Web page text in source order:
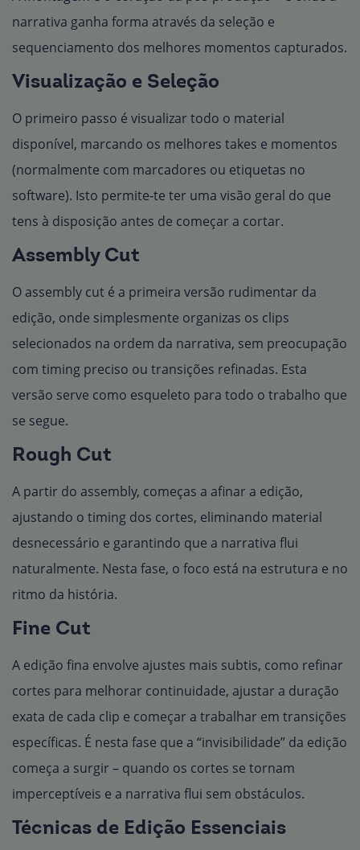
narrativa ganha forma através da seleção e
sequenciamento dos melhores momentos capturados.
Visualização e Seleção
O primeiro passo é visualizar todo o material
disponível, marcando os melhores takes e momentos
(normalmente com marcadores ou etiquetas no
software). Isto permite-te ter uma visão geral do que
tens à disposição antes de começar a cortar.
Assembly Cut
O assembly cut é a primeira versão rudimentar da
edição, onde simplesmente organizas os clips
selecionados na ordem da narrativa, sem preocupação
com timing preciso ou transições refinadas. Esta
versão serve como esqueleto para todo o trabalho que
se segue.
Rough Cut
A partir do assembly, começas a afinar a edição,
ajustando o timing dos cortes, eliminando material
desnecessário e garantindo que a narrativa flui
naturalmente. Nesta fase, o foco está na estrutura e no
ritmo da história.
Fine Cut
A edição fina envolve ajustes mais subtis, como refinar
cortes para melhorar continuidade, ajustar a duração
exata de cada clip e começar a trabalhar em transições
específicas. É nesta fase que a “invisibilidade” da edição
começa a surgir – quando os cortes se tornam
imperceptíveis e a narrativa flui sem obstáculos.
Técnicas de Edição Essenciais